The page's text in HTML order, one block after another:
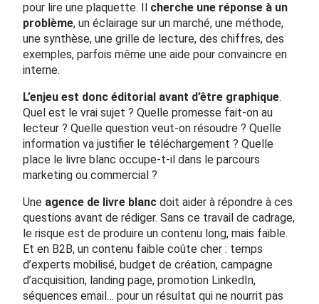
pour lire une plaquette. Il cherche une réponse à un
problème, un éclairage sur un marché, une méthode,
une synthèse, une grille de lecture, des chiffres, des
exemples, parfois même une aide pour convaincre en
interne.
L’enjeu est donc éditorial avant d’être graphique.
Quel est le vrai sujet ? Quelle promesse fait-on au
lecteur ? Quelle question veut-on résoudre ? Quelle
information va justifier le téléchargement ? Quelle
place le livre blanc occupe-t-il dans le parcours
marketing ou commercial ?
Une agence de livre blanc doit aider à répondre à ces
questions avant de rédiger. Sans ce travail de cadrage,
le risque est de produire un contenu long, mais faible.
Et en B2B, un contenu faible coûte cher : temps
d’experts mobilisé, budget de création, campagne
d’acquisition, landing page, promotion LinkedIn,
séquences email… pour un résultat qui ne nourrit pas